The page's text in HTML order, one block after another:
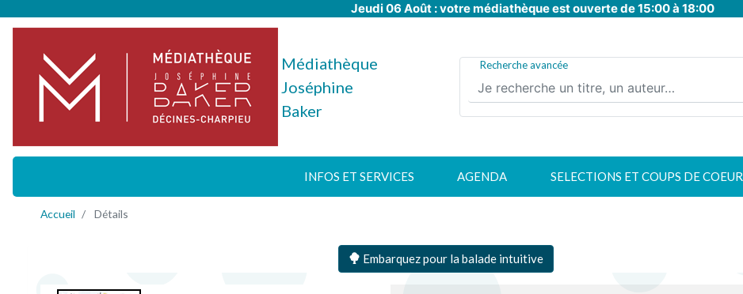
Aller
principal
Jeudi 06 Août : votre médiathèque est ouverte de 15:00 à 18:00
Médiathèque
Joséphine
Baker
Recherche avancée
INFOS ET SERVICES AGENDA SELECTIONS ET COUPS DE COEUR
Accueil Détails
Embarquez pour la balade intuitive